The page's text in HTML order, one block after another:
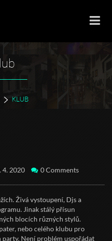
KLUB
4. 2020 0 Comments
Živá vystoupení, Djs a
Jinak stálý přísun
blocích různých stylů.
nebo celého klubu pro
Není problém uspořádat